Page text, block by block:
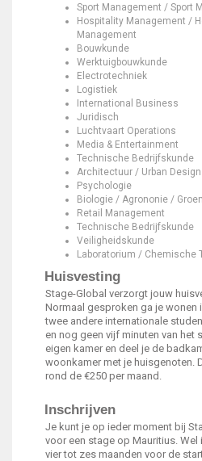
Sport Management / Sport
Hospitality Management /
Management
Bouwkunde
Werktuigbouwkunde
Electrotechniek
Logistiek
International Business
Juridisch
Luchtvaart Operations
Media & Entertainment
Technische Bedrijfskunde
Architectuur / Urban
Psychologie
Biologie / Agrononie /
Retail Management
Technische Bedrijfskunde
Veiligheidskunde
Laboratorium / Chemische
Huisvesting
Stage-Global verzorgt jouw
Normaal gesproken ga je wonen
twee andere internationale
en nog geen vijf minuten van het
eigen kamer en deel je de
woonkamer met je huisgenoten.
rond de €250 per maand.
Inschrijven
Je kunt je op ieder moment bij
voor een stage op Mauritius.
vier tot zes maanden voor de